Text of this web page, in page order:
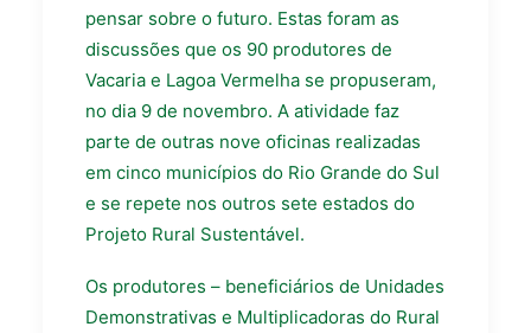
pensar sobre o futuro. Estas foram as
discussões que os 90 produtores de
Vacaria e Lagoa Vermelha se propuseram,
no dia 9 de novembro. A atividade faz
parte de outras nove oficinas realizadas
em cinco municípios do Rio Grande do Sul
e se repete nos outros sete estados do
Projeto Rural Sustentável.
Os produtores – beneficiários de Unidades
Demonstrativas e Multiplicadoras do Rural